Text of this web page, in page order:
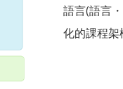
語言(語言
化的課程架